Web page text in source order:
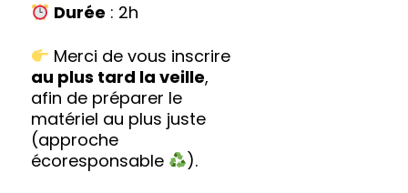
Durée : 2h
Merci de vous inscrire
au plus tard la veille,
afin de préparer le
matériel au plus juste
(approche
écoresponsable
).